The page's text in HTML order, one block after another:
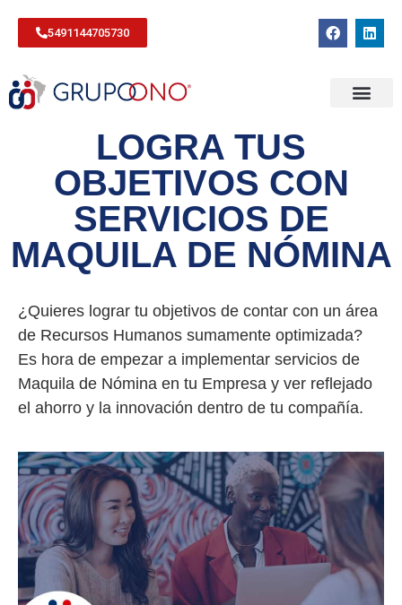
5491144705730
LOGRA TUS
OBJETIVOS CON
SERVICIOS DE
MAQUILA DE NÓMINA
¿Quieres lograr tu objetivos de contar con un área
de Recursos Humanos sumamente optimizada?
Es hora de empezar a implementar servicios de
Maquila de Nómina en tu Empresa y ver reflejado
el ahorro y la innovación dentro de tu compañía.